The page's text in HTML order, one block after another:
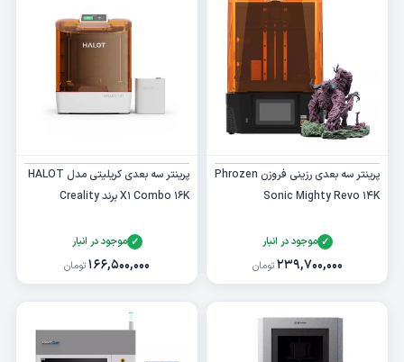
پرینتر سه بعدی رزینی فروزن Phrozen
Sonic Mighty Revo 14K
موجود در انبار
۲۳۹,۷۰۰,۰۰۰ تومان
پرینتر سه بعدی کریلیتی مدل HALOT
X1 Combo 16K برند Creality
موجود در انبار
۱۶۶,۵۰۰,۰۰۰تومان